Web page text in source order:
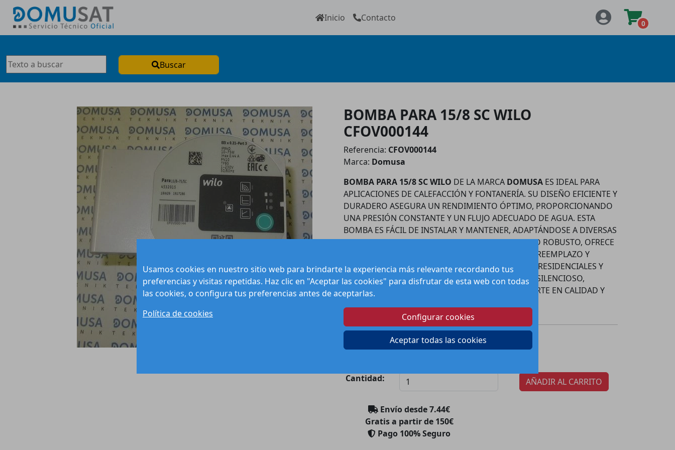
Usamos cookies en nuestro sitio web para brindarte la experiencia más relevante recordando tus
preferencias y visitas repetidas. Haz clic en "Aceptar las cookies" para disfrutar de esta web con todas
las cookies, o configura tus preferencias antes de aceptarlas.
Política de cookies
Configurar cookies
Aceptar todas las cookies
Inicio Contacto
0
Buscar
BOMBA PARA 15/8 SC WILO
CFOV000144
Referencia: CFOV000144
Marca: Domusa
BOMBA PARA 15/8 SC WILO DE LA MARCA DOMUSA ES IDEAL PARA
APLICACIONES DE CALEFACCIÓN Y FONTANERÍA. SU DISEÑO EFICIENTE Y
DURADERO ASEGURA UN RENDIMIENTO ÓPTIMO, PROPORCIONANDO
UNA PRESIÓN CONSTANTE Y UN FLUJO ADECUADO DE AGUA. ESTA
BOMBA ES FÁCIL DE INSTALAR Y MANTENER, ADAPTÁNDOSE A DIVERSAS
CONFIGURACIONES DE SISTEMAS. CON UN CUERPO ROBUSTO, OFRECE
UNA LARGA VIDA ÚTIL, MINIMIZANDO COSTOS DE REEMPLAZO Y
MANTENIMIENTO. PERFECTA PARA INSTALACIONES RESIDENCIALES Y
COMERCIALES, GARANTIZA UN FUNCIONAMIENTO SILENCIOSO,
MEJORANDO LA COMODIDAD DEL USUARIO. INVIERTE EN CALIDAD Y
Precio:279.17
Cantidad:
AÑADIR AL CARRITO
Envío desde7.44€
Gratis a partir de 150€
Pago 100% Seguro